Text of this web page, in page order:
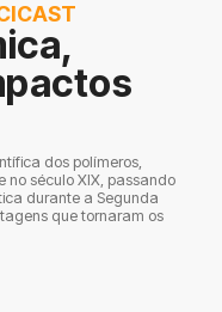
dos polímeros,
no século XIX, passando
durante a Segunda
que tornaram os